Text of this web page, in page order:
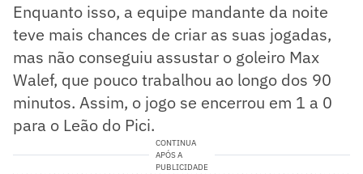
Enquanto isso, a equipe mandante da noite
teve mais chances de criar as suas jogadas,
mas não conseguiu assustar o goleiro Max
Walef, que pouco trabalhou ao longo dos 90
minutos. Assim, o jogo se encerrou em 1 a 0
para o Leão do Pici.
CONTINUA
APÓS A
PUBLICIDADE